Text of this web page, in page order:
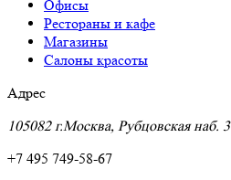
Офисы
Рестораны и кафе
Магазины
Салоны красоты
Адрес
105082 г.Москва, Рубцовская наб.
+7 495 749-58-67